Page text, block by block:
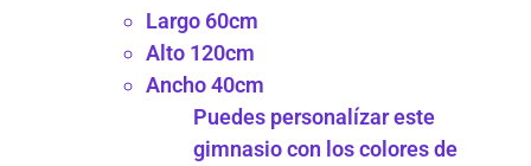
Largo 60cm
Alto 120cm
Ancho 40cm
Puedes personalízar este
gimnasio con los colores de